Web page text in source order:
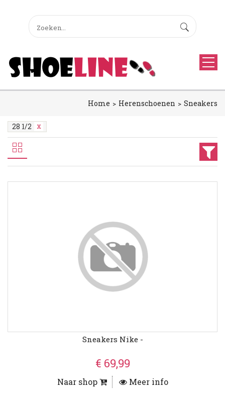
Home Herenschoenen Sneakers
28 1/2
Sneakers Nike -
€ 69,99
Naar shop Meer info